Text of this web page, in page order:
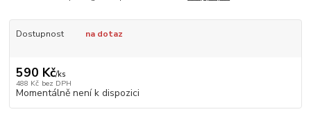
Dostupnost na dotaz
590 Kč/ks
488 Kč bez DPH
Momentálně není k dispozici